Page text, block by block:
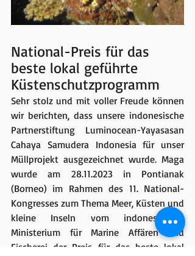
National-Preis für das
beste lokal geführte
Küstenschutzprogramm
Sehr stolz und mit voller Freude können
wir berichten, dass unsere indonesische
Partnerstiftung Luminocean-Yayasasan
Cahaya Samudera Indonesia für unser
Müllprojekt ausgezeichnet wurde. Maga
wurde am 28.11.2023 in Pontianak
(Borneo) im Rahmen des 11. National-
Kongresses zum Thema Meer, Küsten und
kleine Inseln vom indonesischen
Ministerium für Marine Affären und
Fischerei der Preis für das beste lokal